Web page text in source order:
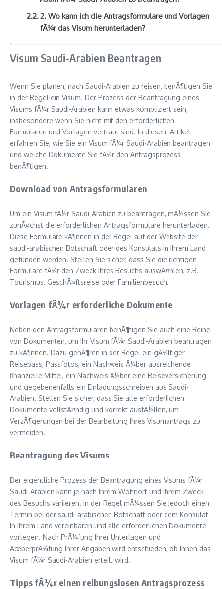
2. Wo kann ich die Antragsformulare und Vorlagen
fÃ¼r das Visum herunterladen?
Visum Saudi-Arabien Beantragen
Wenn Sie planen, nach Saudi-Arabien zu reisen, benÃ¶tigen Sie
in der Regel ein Visum. Der Prozess der Beantragung eines
Visums fÃ¼r Saudi-Arabien kann etwas kompliziert sein,
insbesondere wenn Sie nicht mit den erforderlichen
Formularen und Vorlagen vertraut sind. In diesem Artikel
erfahren Sie, wie Sie ein Visum fÃ¼r Saudi-Arabien beantragen
und welche Dokumente Sie fÃ¼r den Antragsprozess
benÃ¶tigen.
Download von Antragsformularen
Um ein Visum fÃ¼r Saudi-Arabien zu beantragen, mÃ¼ssen Sie
zunÃ¤chst die erforderlichen Antragsformulare herunterladen.
Diese Formulare kÃ¶nnen in der Regel auf der Website der
saudi-arabischen Botschaft oder des Konsulats in Ihrem Land
gefunden werden. Stellen Sie sicher, dass Sie die richtigen
Formulare fÃ¼r den Zweck Ihres Besuchs auswÃ¤hlen, z.B.
Tourismus, GeschÃ¤ftsreise oder Familienbesuch.
Vorlagen fÃ¼r erforderliche Dokumente
Neben den Antragsformularen benÃ¶tigen Sie auch eine Reihe
von Dokumenten, um Ihr Visum fÃ¼r Saudi-Arabien beantragen
zu kÃ¶nnen. Dazu gehÃ¶ren in der Regel ein gÃ¼ltiger
Reisepass, Passfotos, ein Nachweis Ã¼ber ausreichende
finanzielle Mittel, ein Nachweis Ã¼ber eine Reiseversicherung
und gegebenenfalls ein Einladungsschreiben aus Saudi-
Arabien. Stellen Sie sicher, dass Sie alle erforderlichen
Dokumente vollstÃ¤ndig und korrekt ausfÃ¼llen, um
VerzÃ¶gerungen bei der Bearbeitung Ihres Visumantrags zu
vermeiden.
Beantragung des Visums
Der eigentliche Prozess der Beantragung eines Visums fÃ¼r
Saudi-Arabien kann je nach Ihrem Wohnort und Ihrem Zweck
des Besuchs variieren. In der Regel mÃ¼ssen Sie jedoch einen
Termin bei der saudi-arabischen Botschaft oder dem Konsulat
in Ihrem Land vereinbaren und alle erforderlichen Dokumente
vorlegen. Nach PrÃ¼fung Ihrer Unterlagen und
ÃœberprÃ¼fung Ihrer Angaben wird entschieden, ob Ihnen das
Visum fÃ¼r Saudi-Arabien erteilt wird.
Tipps fÃ¼r einen reibungslosen Antragsprozess